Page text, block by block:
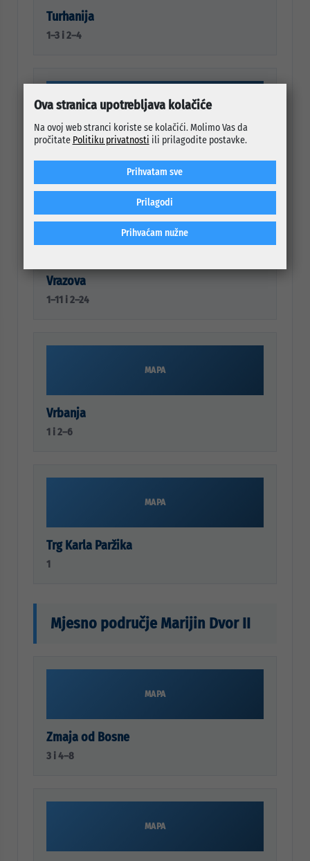
Turhanija
1–3 i 2–4
MAPA
Valtera Perića
MAPA
Vrazova
1–11 i 2–24
MAPA
Vrbanja
1 i 2–6
MAPA
Trg Karla Paržika
1
Mjesno područje Marijin Dvor II
MAPA
Zmaja od Bosne
3 i 4–8
MAPA
Ova stranica upotrebljava kolačiće
Na ovoj web stranci koriste se kolačići. Molimo Vas da
pročitate Politiku privatnosti ili prilagodite postavke.
Prihvaćam nužne
Prilagodi
Prihvatam sve